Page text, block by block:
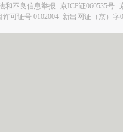
和不良信息举报
京ICP证060535号
可证号 0102004 新出网证（京）